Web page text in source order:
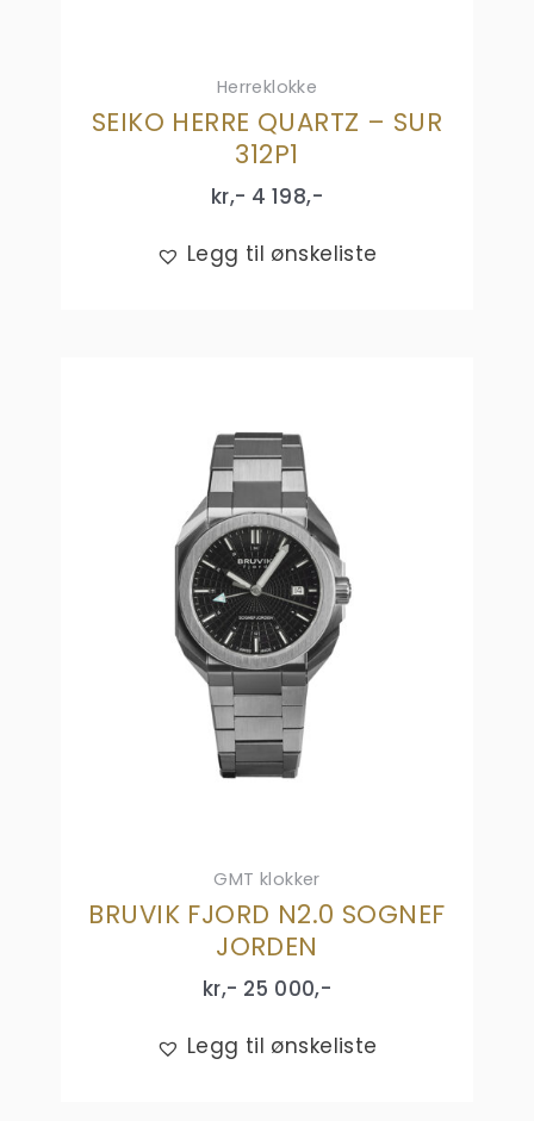
Herreklokke
SEIKO HERRE QUARTZ – SUR
312P1
kr,- 4 198,-
Legg til ønskeliste
GMT klokker
BRUVIK FJORD N2.0 SOGNEF
JORDEN
kr,- 25 000,-
Legg til ønskeliste